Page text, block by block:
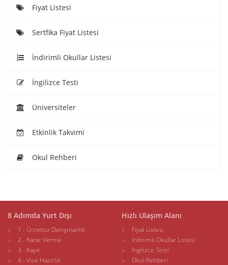
Fiyat Listesi
Sertfika Fiyat Listesi
İndirimli Okullar Listesi
İngilizce Testi
Üniversiteler
Etkinlik Takvimi
Okul Rehberi
8 Adımda Yurt Dışı
1 - Ücretsiz Danışmanlık
2 - Karar Verme
3 - Kayıt
4 - Vize Hazırlık
Hızlı Ulaşım Alanı
Fiyat Listesi
İndirimli Okullar Listesi
İngilizce Testi
Okul Rehberi